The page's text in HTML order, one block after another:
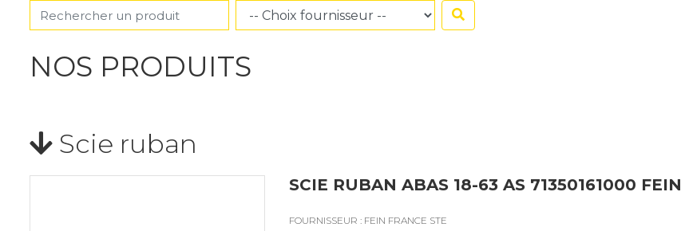
NOS PRODUITS
Scie ruban
SCIE RUBAN ABAS 18-63 AS 71350161000 FEIN
FOURNISSEUR : FEIN FRANCE STE